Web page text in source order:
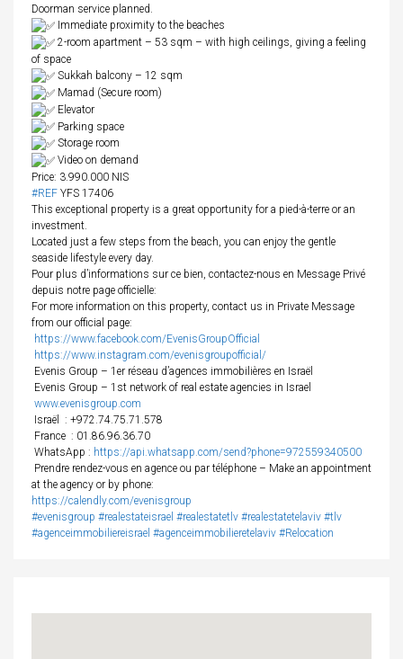
Doorman service planned.
Immediate proximity to the beaches
2-room apartment – 53 sqm – with high ceilings, giving a feeling
of space
Sukkah balcony – 12 sqm
Mamad (Secure room)
Elevator
Parking space
Storage room
Video on demand
Price: 3.990.000 NIS
#REF YFS 17406
This exceptional property is a great opportunity for a pied-à-terre or an
investment.
Located just a few steps from the beach, you can enjoy the gentle
seaside lifestyle every day.
Pour plus d’informations sur ce bien, contactez-nous en Message Privé
depuis notre page officielle:
For more information on this property, contact us in Private Message
from our official page:
https://www.facebook.com/EvenisGroupOfficial
https://www.instagram.com/evenisgroupofficial/
Evenis Group – 1er réseau d’agences immobilières en Israël
Evenis Group – 1st network of real estate agencies in Israel
www.evenisgroup.com
Israël
: +972.74.75.71.578
France : 01.86.96.36.70
WhatsApp : https://api.whatsapp.com/send?phone=972559340500
Prendre rendez-vous en agence ou par téléphone – Make an appointment
at the agency or by phone:
https://calendly.com/evenisgroup
#evenisgroup #realestateisrael #realestatetlv #realestatetelaviv #tlv
#agenceimmobiliereisrael #agenceimmobilieretelaviv #Relocation